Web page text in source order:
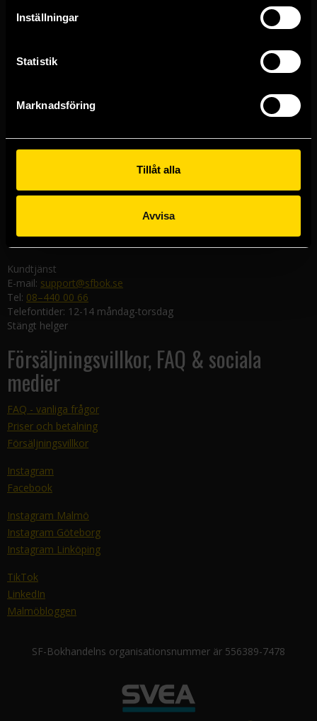
Inställningar
Statistik
Marknadsföring
Tillåt alla
Avvisa
Butiker & kundtjänst
Västerlånggatan 48
Göteborgsbutiken
Kungsgatan 19
Malmöbutiken
582 19 Linköping
Kundtjänst
E-mail: support@sfbok.se
Tel: 08–440 00 66
Telefontider: 12-14 måndag-torsdag
Stängt helger
Försäljningsvillkor, FAQ & sociala
medier
FAQ - vanliga frågor
Priser och betalning
Försäljningsvillkor
Instagram
Facebook
Instagram Malmö
Instagram Göteborg
Instagram Linköping
TikTok
LinkedIn
Malmöbloggen
SF-Bokhandelns organisationsnummer är 556389-7478